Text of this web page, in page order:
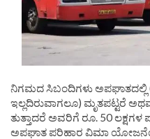
ನಿಗಮದ ಸಿಬಂದಿಗಳು ಅಪಘಾತದಲ್ಲಿ
ಇಲ್ಲದಿರುವಾಗಲೂ) ಮೃತಪಟ್ಟರೆ ಅಥವಾ
ತುತ್ತಾದರೆ ಅವರಿಗೆ ರೂ. 50
ಅಪಘಾತ ಪರಿಹಾರ ವಿಮಾ